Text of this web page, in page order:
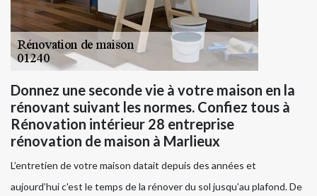
Donnez une seconde vie à votre maison en la
rénovant suivant les normes. Confiez tous à
Rénovation intérieur 28 entreprise
rénovation de maison à Marlieux
L’entretien de votre maison datait depuis des années et
aujourd’hui c'est le temps de la rénover du sol jusqu’au plafond. De